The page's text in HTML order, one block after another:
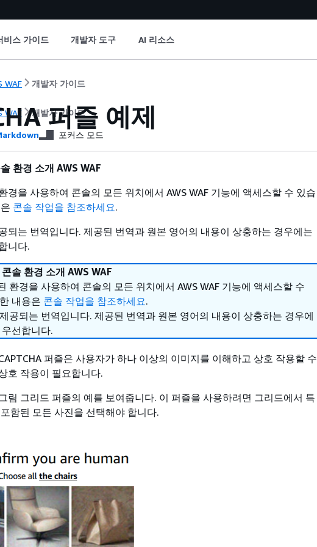
비스 가이드 개발자 도구 AI 리소스
WAF 개발자 가이드
WAF 개발자 가이드
퍼즐 예제
포커스 모드
환경 소개 AWS WAF
경을 사용하여 콘솔의 모든 위치에서 AWS WAF 기능에 액세스할 수 있습
콘솔 작업을 참조하세요.
되는 번역입니다. 제공된 번역과 원본 영어의 내용이 상충하는 경우에는
니다.
솔 환경 소개 AWS WAF
환경을 사용하여 콘솔의 모든 위치에서 AWS WAF 기능에 액세스할 수
내용은 콘솔 작업을 참조하세요.
공되는 번역입니다. 제공된 번역과 원본 영어의 내용이 상충하는 경우에
선합니다.
퍼즐은 사용자가 하나 이상의 이미지를 이해하고 상호 작용할 수
호 작용이 필요합니다.
림 그리드 퍼즐의 예를 보여줍니다. 이 퍼즐을 사용하려면 그리드에서 특
함된 모든 사진을 선택해야 합니다.